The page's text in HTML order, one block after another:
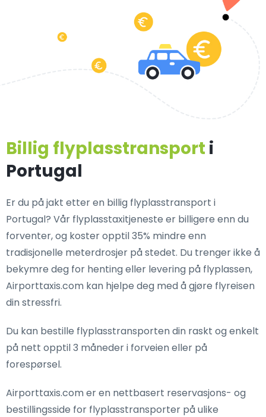
Billig flyplasstransport i
Portugal
Er du på jakt etter en billig flyplasstransport i
Portugal? Vår flyplasstaxitjeneste er billigere enn du
forventer, og koster opptil 35% mindre enn
tradisjonelle meterdrosjer på stedet. Du trenger ikke å
bekymre deg for henting eller levering på flyplassen,
Airporttaxis.com kan hjelpe deg med å gjøre flyreisen
din stressfri.
Du kan bestille flyplasstransporten din raskt og enkelt
på nett opptil 3 måneder i forveien eller på
forespørsel.
Airporttaxis.com er en nettbasert reservasjons- og
bestillingsside for flyplasstransporter på ulike